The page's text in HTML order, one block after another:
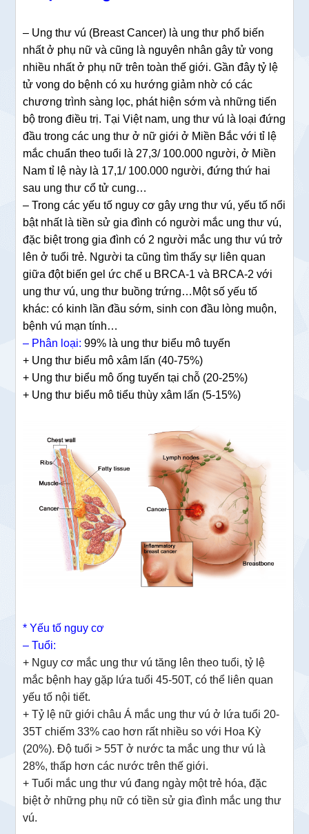
– Ung thư vú (Breast Cancer) là ung thư phổ biến
nhất ở phụ nữ và cũng là nguyên nhân gây tử vong
nhiều nhất ở phụ nữ trên toàn thế giới. Gần đây tỷ lệ
tử vong do bệnh có xu hướng giảm nhờ có các
chương trình sàng lọc, phát hiện sớm và những tiến
bộ trong điều trị. Tại Việt nam, ung thư vú là loại đứng
đầu trong các ung thư ở nữ giới ở Miền Bắc với tỉ lệ
mắc chuẩn theo tuổi là 27,3/ 100.000 người, ở Miền
Nam tỉ lệ này là 17,1/ 100.000 người, đứng thứ hai
sau ung thư cổ tử cung…
– Trong các yếu tố nguy cơ gây ưng thư vú, yếu tố nổi
bật nhất là tiền sử gia đình có người mắc ung thư vú,
đặc biệt trong gia đình có 2 người mắc ung thư vú trở
lên ở tuổi trẻ. Người ta cũng tìm thấy sự liên quan
giữa đột biến gel ức chế u BRCA-1 và BRCA-2 với
ung thư vú, ung thư buồng trứng…Một số yếu tố
khác: có kinh lần đầu sớm, sinh con đầu lòng muộn,
bệnh vú mạn tính…
– Phân loại: 99% là ung thư biểu mô tuyến
+ Ung thư biểu mô xâm lấn (40-75%)
+ Ung thư biểu mô ống tuyến tại chỗ (20-25%)
+ Ung thư biểu mô tiểu thùy xâm lấn (5-15%)
* Yếu tố nguy cơ
– Tuổi:
+ Nguy cơ mắc ung thư vú tăng lên theo tuổi, tỷ lệ
mắc bệnh hay gặp lứa tuổi 45-50T, có thể liên quan
yếu tố nội tiết.
+ Tỷ lệ nữ giới châu Á mắc ung thư vú ở lứa tuổi 20-
35T chiếm 33% cao hơn rất nhiều so với Hoa Kỳ
(20%). Độ tuổi > 55T ở nước ta mắc ung thư vú là
28%, thấp hơn các nước trên thế giới.
+ Tuổi mắc ung thư vú đang ngày một trẻ hóa, đặc
biệt ở những phụ nữ có tiền sử gia đình mắc ung thư
vú.